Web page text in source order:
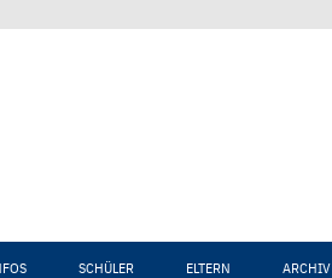
SCHÜLER ELTERN ARCHIV